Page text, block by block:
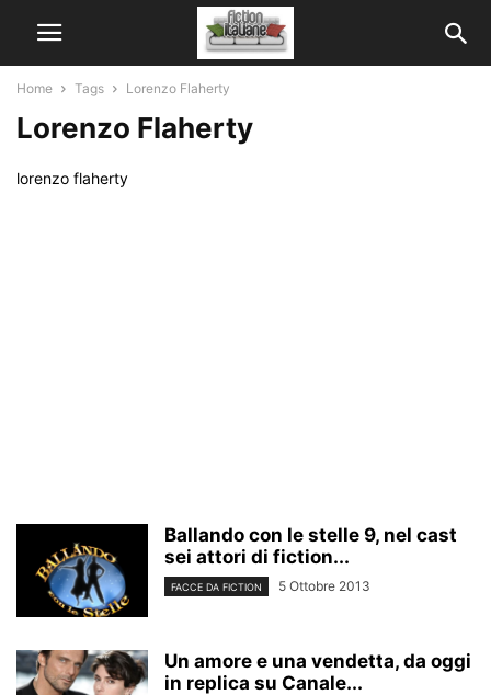
Home Tags Lorenzo Flaherty
Lorenzo Flaherty
lorenzo flaherty
Ballando con le stelle 9, nel cast
sei attori di fiction...
FACCE DA FICTION 5 Ottobre 2013
Un amore e una vendetta, da oggi
in replica su Canale...